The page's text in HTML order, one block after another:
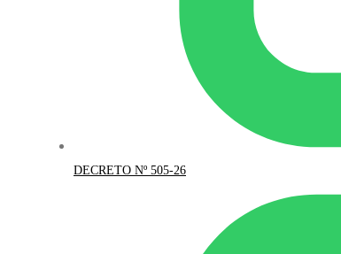
DECRETO Nº 505-26